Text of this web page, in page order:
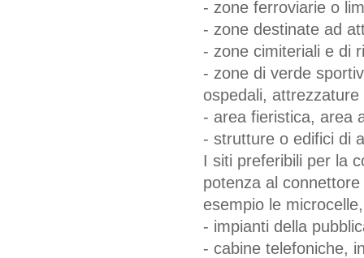
- zone ferroviarie o
- zone destinate ad
- zone cimiteriali e di
- zone di verde
ospedali,
- area fieristica, area
- strutture o edifici di
I siti preferibili per la
potenza al
esempio le
- impianti della
- cabine telefoniche,